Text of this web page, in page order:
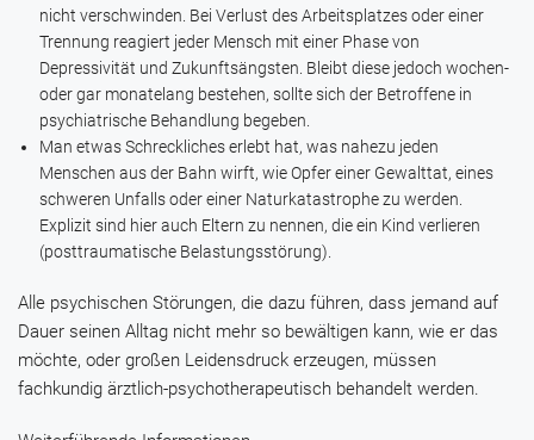
nicht verschwinden. Bei Verlust des Arbeitsplatzes oder einer
Trennung reagiert jeder Mensch mit einer Phase von
Depressivität und Zukunftsängsten. Bleibt diese jedoch wochen-
oder gar monatelang bestehen, sollte sich der Betroffene in
psychiatrische Behandlung begeben.
Man etwas Schreckliches erlebt hat, was nahezu jeden
Menschen aus der Bahn wirft, wie Opfer einer Gewalttat, eines
schweren Unfalls oder einer Naturkatastrophe zu werden.
Explizit sind hier auch Eltern zu nennen, die ein Kind verlieren
(posttraumatische Belastungsstörung).
Alle psychischen Störungen, die dazu führen, dass jemand auf
Dauer seinen Alltag nicht mehr so bewältigen kann, wie er das
möchte, oder großen Leidensdruck erzeugen, müssen
fachkundig ärztlich-psychotherapeutisch behandelt werden.